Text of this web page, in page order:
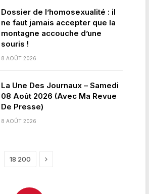
Dossier de l’homosexualité : il
ne faut jamais accepter que la
montagne accouche d’une
souris !
8 AOÛT 2026
La Une Des Journaux – Samedi
08 Août 2026 (Avec Ma Revue
De Presse)
8 AOÛT 2026
18 200 Next